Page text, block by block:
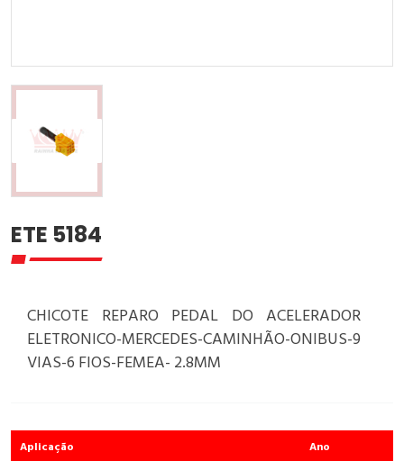
ETE 5184
CHICOTE REPARO PEDAL DO ACELERADOR
ELETRONICO-MERCEDES-CAMINHÃO-ONIBUS-9
VIAS-6 FIOS-FEMEA- 2.8MM
Aplicação Ano